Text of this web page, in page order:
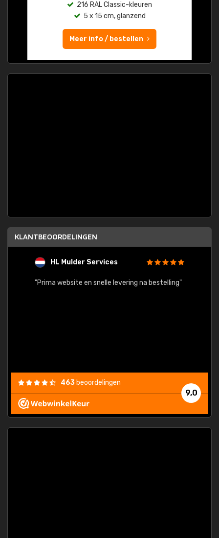
216 RAL Classic-kleuren
5 x 15 cm, glanzend
Meer info / bestellen
KLANTBEOORDELINGEN
HL Mulder Services
"Prima website en snelle levering na bestelling"
9,0
463 beoordelingen